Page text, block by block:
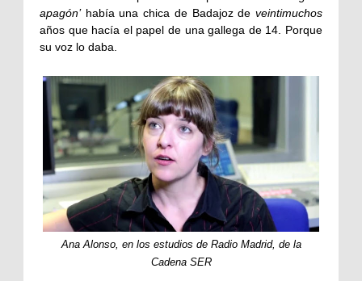
apagón’había una chica de Badajoz de veintimuchos
años que hacía el papel de una gallega de 14. Porque
su voz lo daba.
Ana Alonso, en los estudios de Radio Madrid, de la
Cadena SER